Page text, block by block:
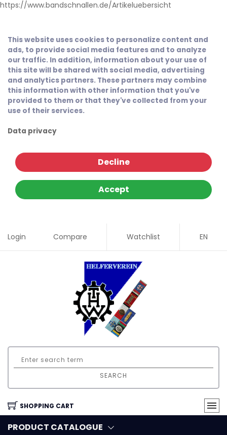
https://www.bandschnallen.de/Artikeluebersicht
This website uses cookies to personalize content and
ads, to provide social media features and to analyze
our traffic. In addition, information about your use of
this site will be shared with social media, advertising
and analytics partners. These partners may combine
this information with other information that you've
provided to them or that they've collected from your
use of their services.
Data privacy
Decline
Accept
Login Compare Watchlist EN
SEARCH
SHOPPING CART
PRODUCT CATALOGUE